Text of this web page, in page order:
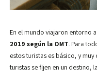
En el mundo viajaron entorno a
2019 según la OMT. Para
estos turistas es básico, y
turistas se fijen en un destino,